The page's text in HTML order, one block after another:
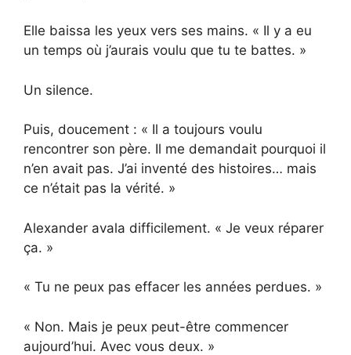
Elle baissa les yeux vers ses mains. « Il y a eu
un temps où j’aurais voulu que tu te battes. »
Un silence.
Puis, doucement : « Il a toujours voulu
rencontrer son père. Il me demandait pourquoi il
n’en avait pas. J’ai inventé des histoires… mais
ce n’était pas la vérité. »
Alexander avala difficilement. « Je veux réparer
ça. »
« Tu ne peux pas effacer les années perdues. »
« Non. Mais je peux peut-être commencer
aujourd’hui. Avec vous deux. »